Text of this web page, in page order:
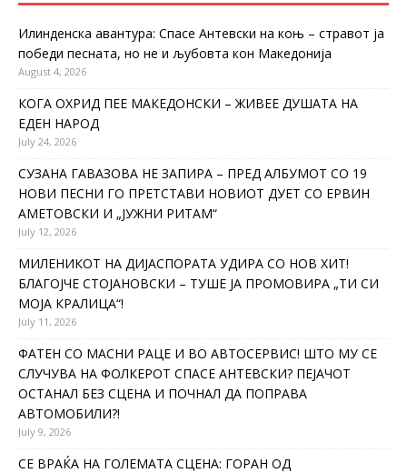
Илинденска авантура: Спасе Антевски на коњ – стравот ја
победи песната, но не и љубовта кон Македонија
August 4, 2026
КОГА ОХРИД ПЕЕ МАКЕДОНСКИ – ЖИВЕЕ ДУШАТА НА
ЕДЕН НАРОД
July 24, 2026
СУЗАНА ГАВАЗОВА НЕ ЗАПИРА – ПРЕД АЛБУМОТ СО 19
НОВИ ПЕСНИ ГО ПРЕТСТАВИ НОВИОТ ДУЕТ СО ЕРВИН
АМЕТОВСКИ И „ЈУЖНИ РИТАМ“
July 12, 2026
МИЛЕНИКОТ НА ДИЈАСПОРАТА УДИРА СО НОВ ХИТ!
БЛАГОЈЧЕ СТОЈАНОВСКИ – ТУШЕ ЈА ПРОМОВИРА „ТИ СИ
МОЈА КРАЛИЦА“!
July 11, 2026
ФАТЕН СО МАСНИ РАЦЕ И ВО АВТОСЕРВИС! ШТО МУ СЕ
СЛУЧУВА НА ФОЛКЕРОТ СПАСЕ АНТЕВСКИ? ПЕЈАЧОТ
ОСТАНАЛ БЕЗ СЦЕНА И ПОЧНАЛ ДА ПОПРАВА
АВТОМОБИЛИ?!
July 9, 2026
СЕ ВРАЌА НА ГОЛЕМАТА СЦЕНА: ГОРАН ОД